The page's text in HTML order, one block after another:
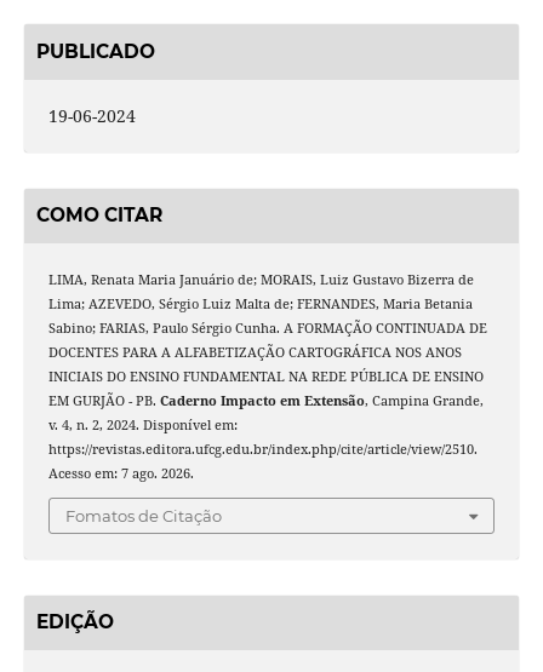
PUBLICADO
19-06-2024
COMO CITAR
LIMA, Renata Maria Januário de; MORAIS, Luiz Gustavo Bizerra de
Lima; AZEVEDO, Sérgio Luiz Malta de; FERNANDES, Maria Betania
Sabino; FARIAS, Paulo Sérgio Cunha. A FORMAÇÃO CONTINUADA DE
DOCENTES PARA A ALFABETIZAÇÃO CARTOGRÁFICA NOS ANOS
INICIAIS DO ENSINO FUNDAMENTAL NA REDE PÚBLICA DE ENSINO
EM GURJÃO - PB. Caderno Impacto em Extensão, Campina Grande,
v. 4, n. 2, 2024. Disponível em:
https://revistas.editora.ufcg.edu.br/index.php/cite/article/view/2510.
Acesso em: 7 ago. 2026.
Fomatos de Citação
EDIÇÃO